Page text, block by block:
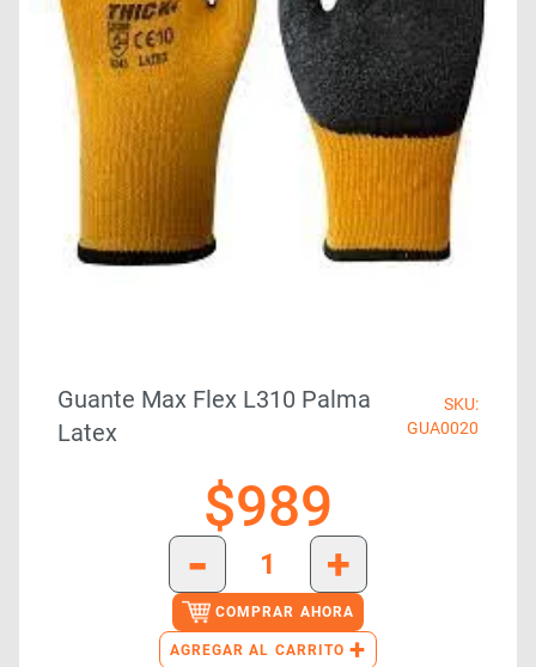
Guante Max Flex L310 Palma
Latex
SKU:
GUA0020
$989
-
+
COMPRAR AHORA
AGREGAR AL CARRITO +